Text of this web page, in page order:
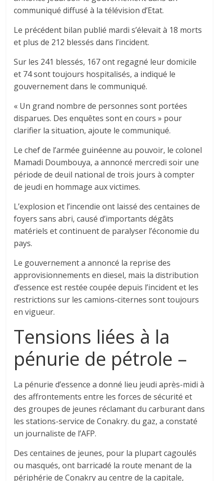
communiqué diffusé à la télévision d’Etat.
Le précédent bilan publié mardi s’élevait à 18 morts
et plus de 212 blessés dans l’incident.
Sur les 241 blessés, 167 ont regagné leur domicile
et 74 sont toujours hospitalisés, a indiqué le
gouvernement dans le communiqué.
« Un grand nombre de personnes sont portées
disparues. Des enquêtes sont en cours » pour
clarifier la situation, ajoute le communiqué.
Le chef de l’armée guinéenne au pouvoir, le colonel
Mamadi Doumbouya, a annoncé mercredi soir une
période de deuil national de trois jours à compter
de jeudi en hommage aux victimes.
L’explosion et l’incendie ont laissé des centaines de
foyers sans abri, causé d’importants dégâts
matériels et continuent de paralyser l’économie du
pays.
Le gouvernement a annoncé la reprise des
approvisionnements en diesel, mais la distribution
d’essence est restée coupée depuis l’incident et les
restrictions sur les camions-citernes sont toujours
en vigueur.
Tensions liées à la
pénurie de pétrole –
La pénurie d’essence a donné lieu jeudi après-midi à
des affrontements entre les forces de sécurité et
des groupes de jeunes réclamant du carburant dans
les stations-service de Conakry. du gaz, a constaté
un journaliste de l’AFP.
Des centaines de jeunes, pour la plupart cagoulés
ou masqués, ont barricadé la route menant de la
périphérie de Conakry au centre de la capitale,